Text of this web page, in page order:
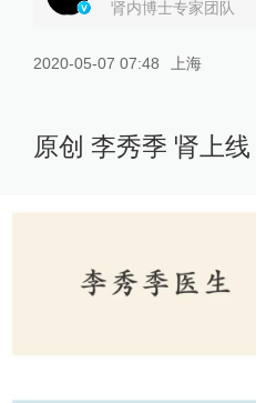
肾内博士专家团队
2020-05-07 07:48 上海
原创 李秀季 肾上线